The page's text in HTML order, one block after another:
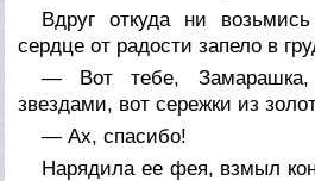
Вдруг откуда ни
сердце от радости запело в
— Вот тебе, Замарашка,
звездами, вот сережки из
— Ах, спасибо!
Нарядила ее фея, взмыл